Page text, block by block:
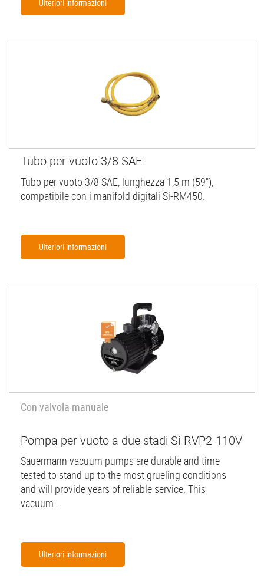
Ulteriori informazioni
Tubo per vuoto 3/8 SAE
Tubo per vuoto 3/8 SAE, lunghezza 1,5 m (59"),
compatibile con i manifold digitali Si-RM450.
Ulteriori informazioni
Con valvola manuale
Pompa per vuoto a due stadi Si-RVP2-110V
Sauermann vacuum pumps are durable and time
tested to stand up to the most grueling conditions
and will provide years of reliable service. This
vacuum...
Ulteriori informazioni